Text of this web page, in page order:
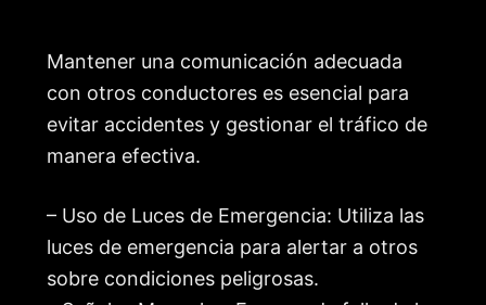
Mantener una comunicación adecuada
con otros conductores es esencial para
evitar accidentes y gestionar el tráfico de
manera efectiva.
– Uso de Luces de Emergencia: Utiliza las
luces de emergencia para alertar a otros
sobre condiciones peligrosas.